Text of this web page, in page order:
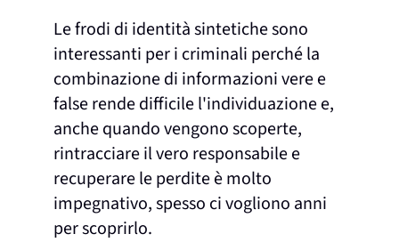
Le frodi di identità sintetiche sono
interessanti per i criminali perché la
combinazione di informazioni vere e
false rende difficile l'individuazione e,
anche quando vengono scoperte,
rintracciare il vero responsabile e
recuperare le perdite è molto
impegnativo, spesso ci vogliono anni
per scoprirlo.